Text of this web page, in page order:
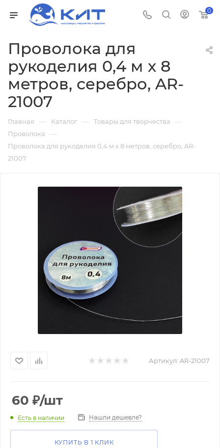
0
Проволока для
рукоделия 0,4 м х 8
метров, серебро, AR-
21007
Главная — Каталог — Товары для творчества —
Проволока —
Проволока для рукоделия 0,4 м х 8 метров, серебро, AR-
21007
Артикул: AR-21007
60 ₽/шт
Есть в наличии Нашли дешевле?
КУПИТЬ В 1 КЛИК